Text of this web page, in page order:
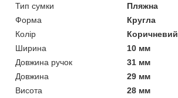
Тип сумки
Пляжна
Форма
Кругла
Колір
Коричневий
Ширина
10 мм
Довжина ручок
31 мм
Довжина
29 мм
Висота
28 мм